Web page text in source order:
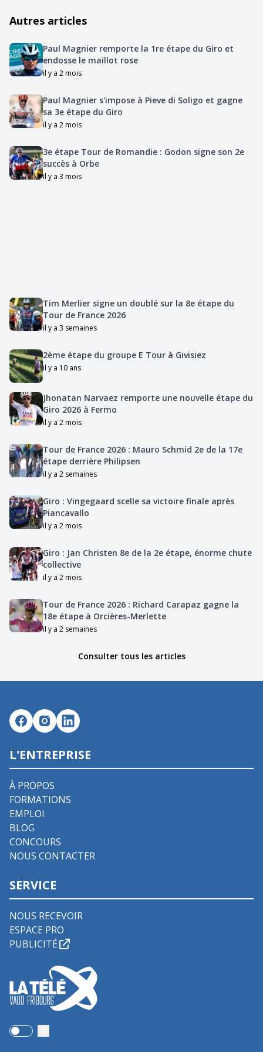
Autres articles
Paul Magnier remporte la 1re étape du Giro et
endosse le maillot rose
il y a 2 mois
Paul Magnier s'impose à Pieve di Soligo et gagne
sa 3e étape du Giro
il y a 2 mois
3e étape Tour de Romandie : Godon signe son 2e
succès à Orbe
il y a 3 mois
Tim Merlier signe un doublé sur la 8e étape du
Tour de France 2026
il y a 3 semaines
2ème étape du groupe E Tour à Givisiez
il y a 10 ans
Jhonatan Narvaez remporte une nouvelle étape du
Giro 2026 à Fermo
il y a 2 mois
Tour de France 2026 : Mauro Schmid 2e de la 17e
étape derrière Philipsen
il y a 2 semaines
Giro : Vingegaard scelle sa victoire finale après
Piancavallo
il y a 2 mois
Giro : Jan Christen 8e de la 2e étape, énorme chute
collective
il y a 2 mois
Tour de France 2026 : Richard Carapaz gagne la
18e étape à Orcières-Merlette
il y a 2 semaines
Consulter tous les articles
L'ENTREPRISE
À PROPOS
FORMATIONS
EMPLOI
BLOG
CONCOURS
NOUS CONTACTER
SERVICE
NOUS RECEVOIR
ESPACE PRO
PUBLICITÉ
Use setting